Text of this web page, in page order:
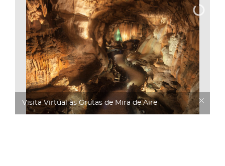
Visita Virtual às Grutas de Mira de Aire